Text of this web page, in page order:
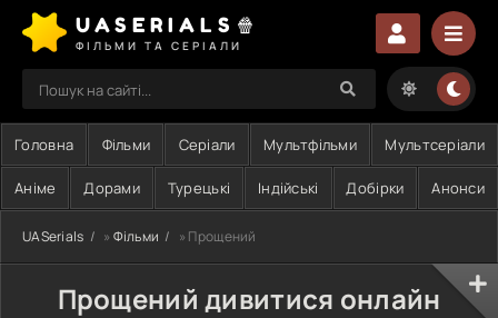
UASERIALS🍿
ФІЛЬМИ ТА СЕРІАЛИ
Головна Фільми Серіали Мультфільми Мультсеріали
Аніме Дорами Турецькі Індійські Добірки Анонси
UASerials » Фільми » Прощений
Прощений дивитися онлайн